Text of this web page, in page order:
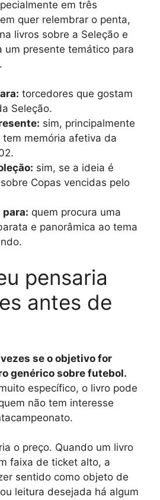
em três
quer relembrar o penta,
livros sobre a Seleção e
um presente temático para
torcedores que gostam
Seleção.
sim, principalmente
tem memória afetiva da
sim, se a ideia é
Copas vencidas pelo
para: quem procura uma
e panorâmica ao tema
pensaria
antes de
se o objetivo for
genérico sobre futebol.
específico, o livro pode
não tem interesse
o preço. Quando um livro
faixa de ticket alto, a
sentido como objeto de
leitura desejada há algum